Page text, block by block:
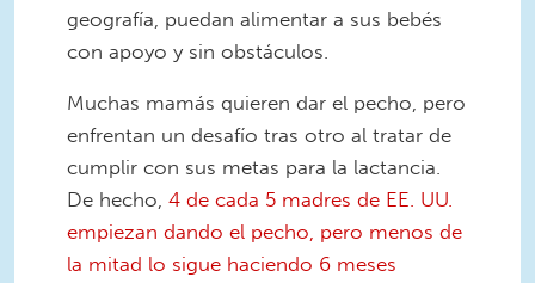
geografía, puedan alimentar a sus bebés
con apoyo y sin obstáculos.
Muchas mamás quieren dar el pecho, pero
enfrentan un desafío tras otro al tratar de
cumplir con sus metas para la lactancia.
De hecho, 4 de cada 5 madres de EE. UU.
empiezan dando el pecho, pero menos de
la mitad lo sigue haciendo 6 meses